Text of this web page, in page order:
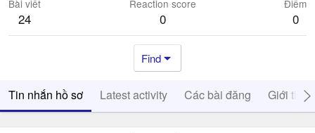
Bài viết
24
Reaction score
0
Điểm
0
Find
Tin nhắn hồ sơ Latest activity Các bài đăng Giới thiệu